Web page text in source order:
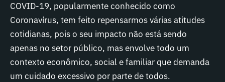
COVID-19, popularmente conhecido como
Coronavírus, tem feito repensarmos várias atitudes
cotidianas, pois o seu impacto não está sendo
apenas no setor público, mas envolve todo um
contexto econômico, social e familiar que demanda
um cuidado excessivo por parte de todos.